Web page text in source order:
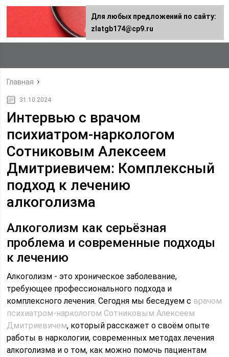
Главная
31.10.2024
Интервью с врачом
психиатром-наркологом
Сотниковым Алексеем
Дмитриевичем: Комплексный
подход к лечению
алкоголизма
Алкоголизм как серьёзная
проблема и современные подходы
к лечению
Алкоголизм - это хроническое заболевание,
требующее профессионального подхода и
комплексного лечения. Сегодня мы беседуем с врачом
психиатром-наркологом Сотниковым Алексеем
Дмитриевичем, который расскажет о своём опыте
работы в наркологии, современных методах лечения
алкоголизма и о том, как можно помочь пациентам
Для любых предложений по сайту:
zlatgb174@cp9.ru